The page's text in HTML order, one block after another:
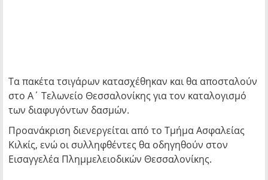
Τα πακέτα τσιγάρων κατασχέθηκαν και θα αποσταλούν
στο Α΄ Τελωνείο Θεσσαλονίκης για τον καταλογισμό
των διαφυγόντων δασμών.
Προανάκριση διενεργείται από το Τμήμα Ασφαλείας
Κιλκίς, ενώ οι συλληφθέντες θα οδηγηθούν στον
Εισαγγελέα Πλημμελειοδικών Θεσσαλονίκης.